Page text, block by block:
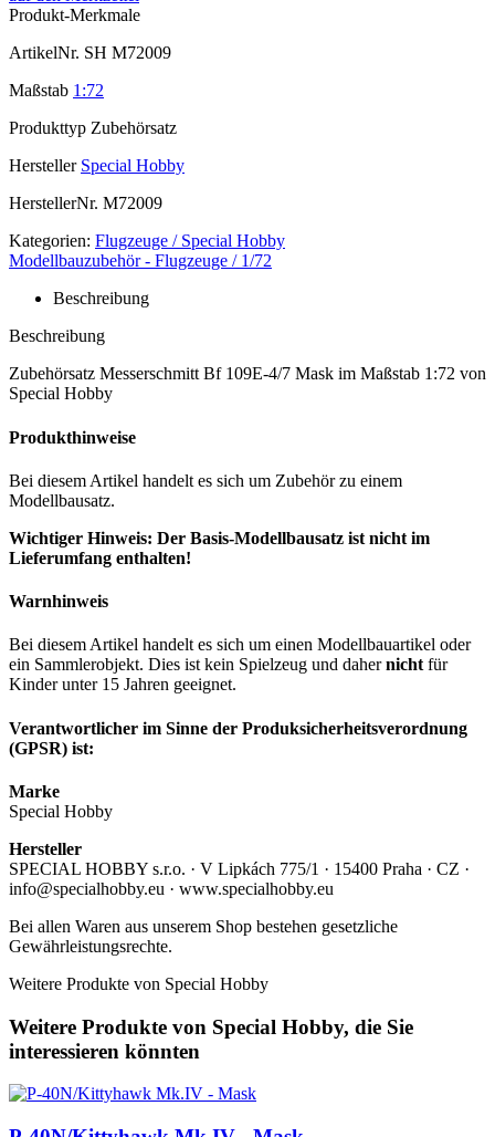
Produkt-Merkmale
ArtikelNr. SH M72009
Maßstab 1:72
Produkttyp Zubehörsatz
Hersteller Special Hobby
HerstellerNr. M72009
Kategorien: Flugzeuge / Special Hobby
Modellbauzubehör - Flugzeuge / 1/72
Beschreibung
Beschreibung
Zubehörsatz Messerschmitt Bf 109E-4/7 Mask im Maßstab 1:72 von
Special Hobby
Produkthinweise
Bei diesem Artikel handelt es sich um Zubehör zu einem
Modellbausatz.
Wichtiger Hinweis: Der Basis-Modellbausatz ist nicht im
Lieferumfang enthalten!
Warnhinweis
Bei diesem Artikel handelt es sich um einen Modellbauartikel oder
ein Sammlerobjekt. Dies ist kein Spielzeug und dahernicht für
Kinder unter 15 Jahren geeignet.
Verantwortlicher im Sinne der Produksicherheitsverordnung
(GPSR) ist:
Marke
Special Hobby
Hersteller
SPECIAL HOBBY s.r.o. · V Lipkách 775/1 · 15400 Praha · CZ ·
info@specialhobby.eu · www.specialhobby.eu
Bei allen Waren aus unserem Shop bestehen gesetzliche
Gewährleistungsrechte.
Weitere Produkte von Special Hobby
Weitere Produkte von Special Hobby, die Sie
interessieren könnten